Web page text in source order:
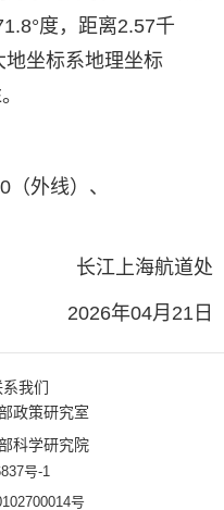
度，距离2.57千
坐标系地理坐标
外线）、
长江上海航道处
2026年04月21日
我们
政策研究室
科学研究院
号-1
号